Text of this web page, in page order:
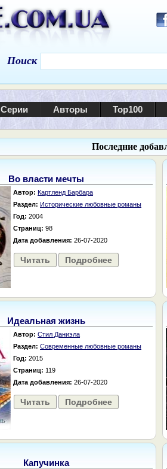
Поиск
Серии Авторы Top100
Последние
Во власти мечты
Автор: Картленд Барбара
Раздел: Исторические любовные романы
Год: 2004
Страниц: 98
Дата добавления: 26-07-2020
Читать Подробнее
Идеальная жизнь
Автор: Стил Даниэла
Раздел: Современные любовные романы
Год: 2015
Страниц: 119
Дата добавления: 26-07-2020
Читать Подробнее
Капучинка